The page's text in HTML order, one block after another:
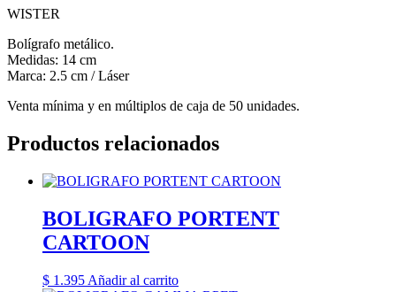
WISTER
Bolígrafo metálico.
Medidas: 14 cm
Marca: 2.5 cm / Láser
Venta mínima y en múltiplos de caja de 50 unidades.
Productos relacionados
BOLIGRAFO PORTENT
CARTOON
$ 1.395 Añadir al carrito